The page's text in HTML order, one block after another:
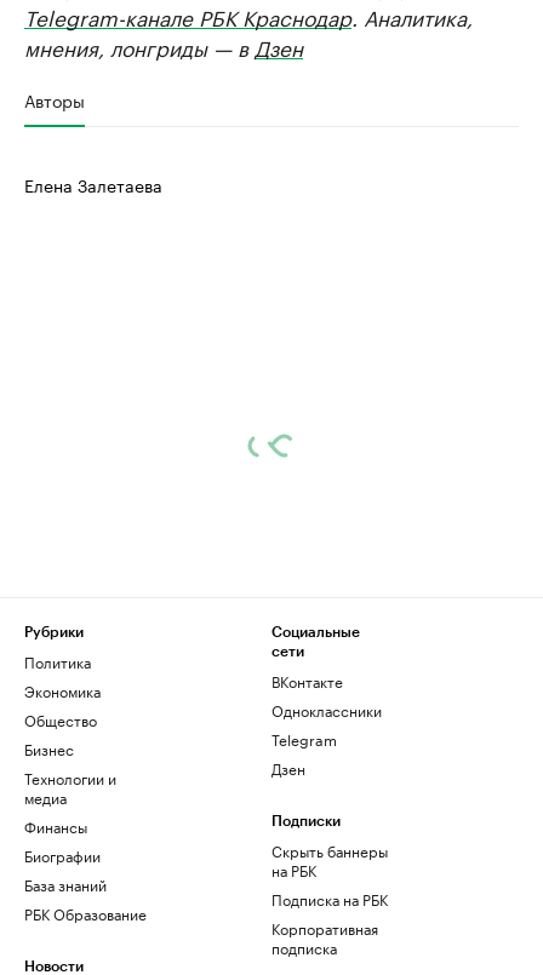
Telegram-канале РБК Краснодар. Аналитика,
мнения, лонгриды — в Дзен
Авторы
Елена Залетаева
Рубрики
Политика
Экономика
Общество
Бизнес
Технологии и
медиа
Финансы
Биографии
База знаний
РБК Образование
Новости
Социальные
сети
ВКонтакте
Одноклассники
Telegram
Дзен
Подписки
Скрыть баннеры
на РБК
Подписка на РБК
Корпоративная
подписка